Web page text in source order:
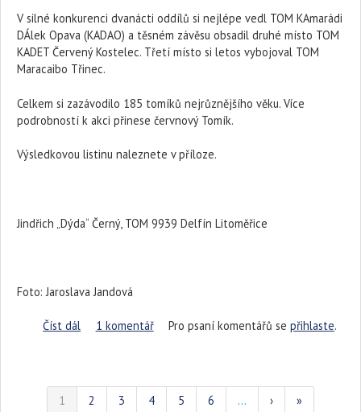
V silné konkurenci dvanácti oddílů si nejlépe vedl TOM KAmarádi
DÁlek Opava (KADAO) a těsném závěsu obsadil druhé místo TOM
KADET Červený Kostelec. Třetí místo si letos vybojoval TOM
Maracaibo Třinec.
Celkem si zazávodilo 185 tomíků nejrůznějšího věku. Více
podrobností k akci přinese červnový Tomík.
Výsledkovou listinu naleznete v příloze.
Jindřich „Dýda“ Černý, TOM 9939 Delfín Litoměřice
Foto: Jaroslava Jandová
Číst dál Železný tomík 2015
1 komentář Pro psaní komentářů se přihlaste.
1 2 3 4 5 6 … › »